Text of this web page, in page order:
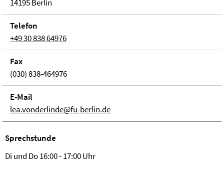
14195 Berlin
Telefon
+49 30 838 64976
Fax
(030) 838-464976
E-Mail
lea.vonderlinde@fu-berlin.de
Sprechstunde
Di und Do 16:00 - 17:00 Uhr